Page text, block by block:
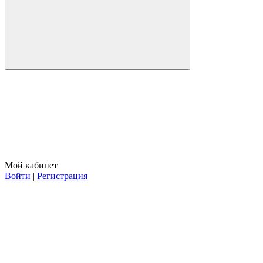
Мой кабинет
Войти | Регистрация